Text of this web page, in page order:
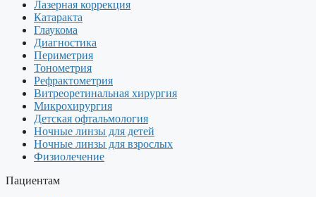
Лазерная коррекция
Катаракта
Глаукома
Диагностика
Периметрия
Тонометрия
Рефрактометрия
Витреоретинальная хирургия
Микрохирургия
Детская офтальмология
Ночные линзы для детей
Ночные линзы для взрослых
Физиолечение
Пациентам